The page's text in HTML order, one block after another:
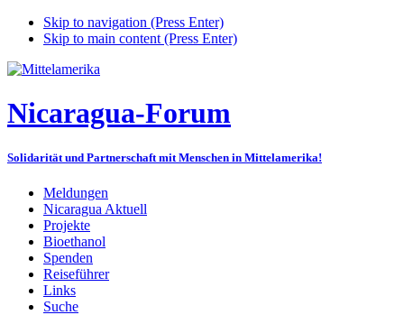
Skip to navigation (Press Enter)
Skip to main content (Press Enter)
Nicaragua-Forum
Solidarität und Partnerschaft mit Menschen in Mittelamerika!
Meldungen
Nicaragua Aktuell
Projekte
Bioethanol
Spenden
Reiseführer
Links
Suche